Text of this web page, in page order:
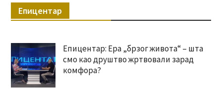
Епицентар
Епицентар: Ера „брзог живота“ – шта
смо као друштво жртвовали зарад
комфора?